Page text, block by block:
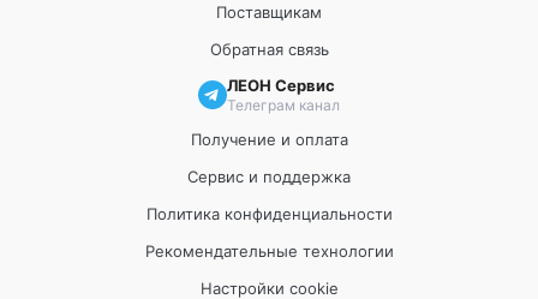
Поставщикам
Обратная связь
ЛЕОН Сервис
Телеграм канал
Получение и оплата
Сервис и поддержка
Политика конфиденциальности
Рекомендательные технологии
Настройки cookie